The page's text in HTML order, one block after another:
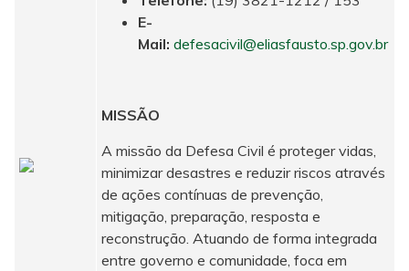
E-
Mail: defesacivil@eliasfausto.sp.gov.br
MISSÃO
A missão da Defesa Civil é proteger vidas,
minimizar desastres e reduzir riscos através
de ações contínuas de prevenção,
mitigação, preparação, resposta e
reconstrução. Atuando de forma integrada
entre governo e comunidade, foca em